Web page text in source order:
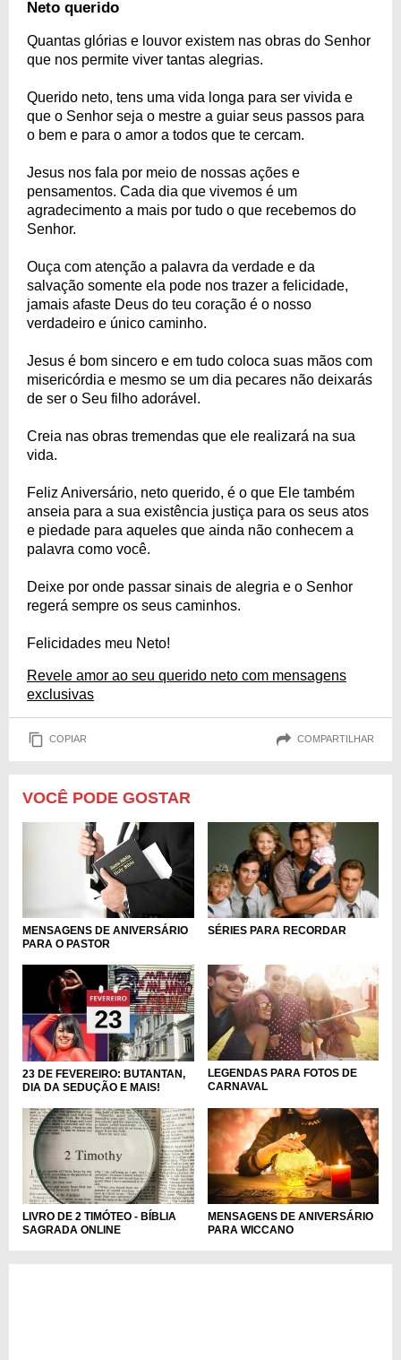
Neto querido
Quantas glórias e louvor existem nas obras do Senhor
que nos permite viver tantas alegrias.
Querido neto, tens uma vida longa para ser vivida e
que o Senhor seja o mestre a guiar seus passos para
o bem e para o amor a todos que te cercam.
Jesus nos fala por meio de nossas ações e
pensamentos. Cada dia que vivemos é um
agradecimento a mais por tudo o que recebemos do
Senhor.
Ouça com atenção a palavra da verdade e da
salvação somente ela pode nos trazer a felicidade,
jamais afaste Deus do teu coração é o nosso
verdadeiro e único caminho.
Jesus é bom sincero e em tudo coloca suas mãos com
misericórdia e mesmo se um dia pecares não deixarás
de ser o Seu filho adorável.
Creia nas obras tremendas que ele realizará na sua
vida.
Feliz Aniversário, neto querido, é o que Ele também
anseia para a sua existência justiça para os seus atos
e piedade para aqueles que ainda não conhecem a
palavra como você.
Deixe por onde passar sinais de alegria e o Senhor
regerá sempre os seus caminhos.
Felicidades meu Neto!
Revele amor ao seu querido neto com mensagens
exclusivas
COPIAR COMPARTILHAR
VOCÊ PODE GOSTAR
MENSAGENS DE ANIVERSÁRIO
PARA O PASTOR
SÉRIES PARA RECORDAR
23 DE FEVEREIRO: BUTANTAN,
DIA DA SEDUÇÃO E MAIS!
LEGENDAS PARA FOTOS DE
CARNAVAL
LIVRO DE 2 TIMÓTEO - BÍBLIA
SAGRADA ONLINE
MENSAGENS DE ANIVERSÁRIO
PARA WICCANO